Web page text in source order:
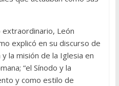
León
explicó en su discurso de
la misión de la Iglesia en
“el Sínodo y la
y como estilo de